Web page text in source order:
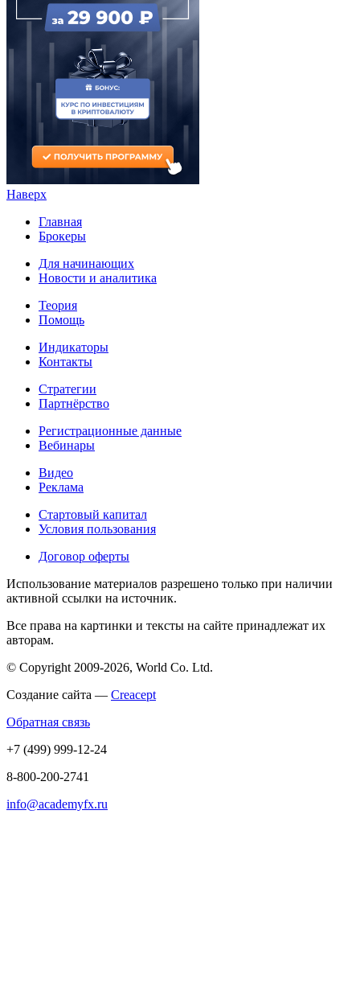
Наверх
Главная
Брокеры
Для начинающих
Новости и аналитика
Теория
Помощь
Индикаторы
Контакты
Стратегии
Партнёрство
Регистрационные данные
Вебинары
Видео
Реклама
Стартовый капитал
Условия пользования
Договор оферты
Использование материалов разрешено только при наличии
активной ссылки на источник.
Все права на картинки и тексты на сайте принадлежат их
авторам.
© Copyright 2009-2026, World Co. Ltd.
Создание сайта — Creacept
Обратная связь
+7 (499) 999-12-24
8-800-200-2741
info@academyfx.ru